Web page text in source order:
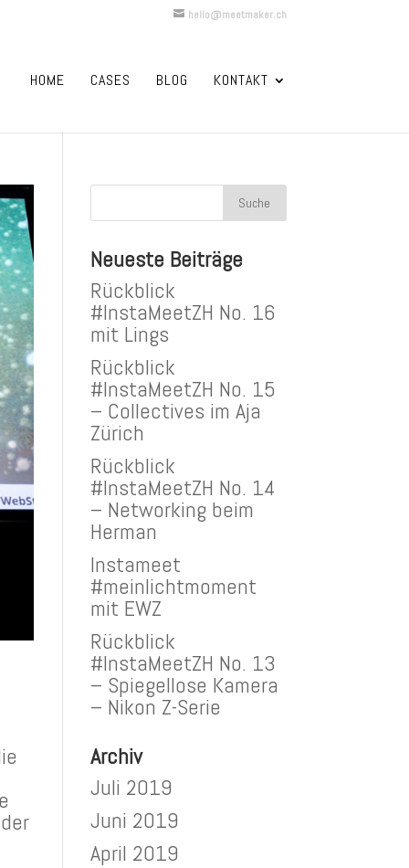
hello@meetmaker.ch
HOME CASES BLOG KONTAKT
Neueste Beiträge
Rückblick
#InstaMeetZH No. 16
mit Lings
Rückblick
#InstaMeetZH No. 15
– Collectives im Aja
Zürich
Rückblick
#InstaMeetZH No. 14
– Networking beim
Herman
Instameet
#meinlichtmoment
mit EWZ
Rückblick
#InstaMeetZH No. 13
– Spiegellose Kamera
– Nikon Z-Serie
Archiv
Juli 2019
Juni 2019
April 2019